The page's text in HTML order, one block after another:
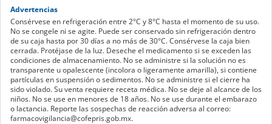
Advertencias
Consérvese en refrigeración entre 2°C y 8°C hasta el momento de su uso.
No se congele ni se agite. Puede ser conservado sin refrigeración dentro
de su caja hasta por 30 días a no más de 30°C. Consérvese la caja bien
cerrada. Protéjase de la luz. Deseche el medicamento si se exceden las
condiciones de almacenamiento. No se administre si la solución no es
transparente u opalescente (incolora o ligeramente amarilla), si contiene
partículas en suspensión o sedimentos. No se administre si el cierre ha
sido violado. Su venta requiere receta médica. No se deje al alcance de los
niños. No se use en menores de 18 años. No se use durante el embarazo
o lactancia. Reporte las sospechas de reacción adversa al correo:
farmacovigilancia@cofepris.gob.mx.